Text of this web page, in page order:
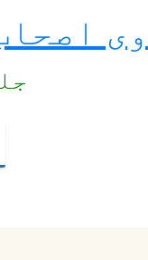
جلد:1